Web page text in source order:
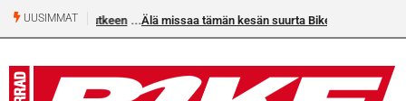
UUSIMMAT Älä missaa tämän kesän suurta Bike-numeroa!